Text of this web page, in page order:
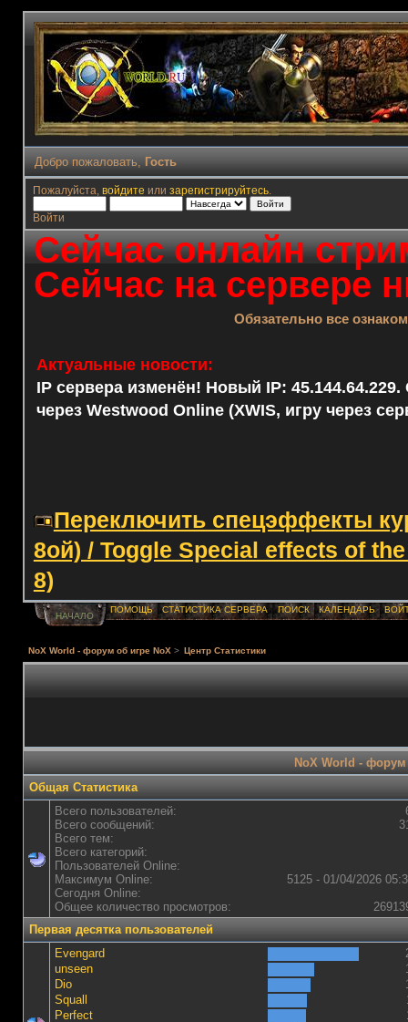
Добро пожаловать, Гость
Пожалуйста, войдите или зарегистрируйтесь.
Войти
Сейчас онлайн
Сейчас на сервере
Обязательно все
Актуальные новости:
IP сервера изменён! Новый IP: 45.144.64.229.
через Westwood Online (XWIS, игру через
Переключить спецэффекты
8ой) / Toggle Special effects of
8)
НАЧАЛО
ПОМОЩЬ СТАТИСТИКА СЕРВЕРА ПОИСК КАЛЕНДАРЬ
NoX World - форум об игре NoX > Центр Статистики
NoX World - форум
Общая Статистика
Всего пользователей:
Всего сообщений:
Всего тем:
Всего категорий:
Пользователей Online:
Максимум Online:
5125 - 01/04/2026
Сегодня Online:
Общее количество просмотров:
Первая десятка пользователей
Evengard
unseen
Dio
Squall
Perfect